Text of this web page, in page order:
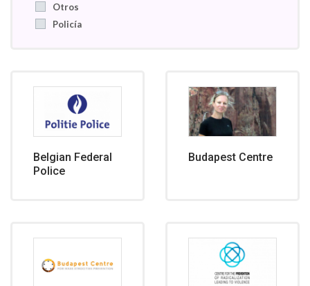
Otros
Policía
Belgian Federal
Police
Budapest Centre